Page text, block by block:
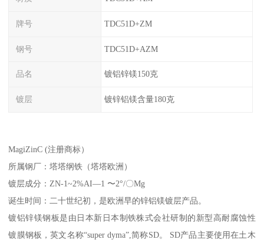
牌号 TDC51D+ZM
钢号 TDC51D+AZM
品名 镀铝锌镁150克
镀层 镀锌铝镁含量180克
MagiZinC (注册商标）
所属钢厂：塔塔纲铁（塔塔欧洲）
镀层成分：ZN-1~2%AI—1 〜2°/〇Mg
诞生时间：二十世纪初，是欧洲早的锌铝镁镀层产品。
镀铝锌镁钢板是由日本新日本制铁株式会社研制的新型高耐腐蚀性
镀膜钢板，英文名称“super dyma”,简称SD。 SD产品主要使用在土木